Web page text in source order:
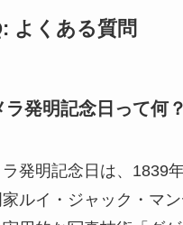
よくある質問
ラ発明記念日って何？
ラ発明記念日は、1839
ルイ・ジャック・マ